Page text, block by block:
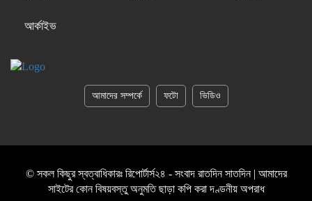
আর্কাইভ
আমাদের সম্পর্কে ফটো ভিডিও
© সকল কিছুর স্বত্বাধিকারঃ রিপোর্টার্স২৪ - সংবাদ রাতদিন সাতদিন | আমাদের
সাইটের কোন বিষয়বস্তু অনুমতি ছাড়া কপি করা দণ্ডনীয় অপরাধ